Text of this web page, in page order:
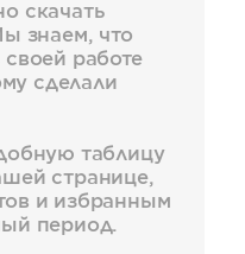
скачать
знаем, что
работе
сделали
таблицу
странице,
и избранным
период.